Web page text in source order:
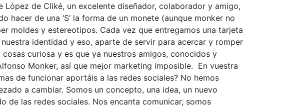
de Cliké, un excelente diseñador, colaborador y amigo,
de una ‘S’ la forma de un monete (aunque monker no
moldes y estereotipos. Cada vez que entregamos una tarjeta
identidad y eso, aparte de servir para acercar y romper
curiosa y es que ya nuestros amigos, conocidos y
Monker, así que mejor marketing imposible. En vuestra
de funcionar aportáis a las redes sociales? No hemos
a cambiar. Somos un concepto, una idea, un nuevo
de las redes sociales. Nos encanta comunicar, somos